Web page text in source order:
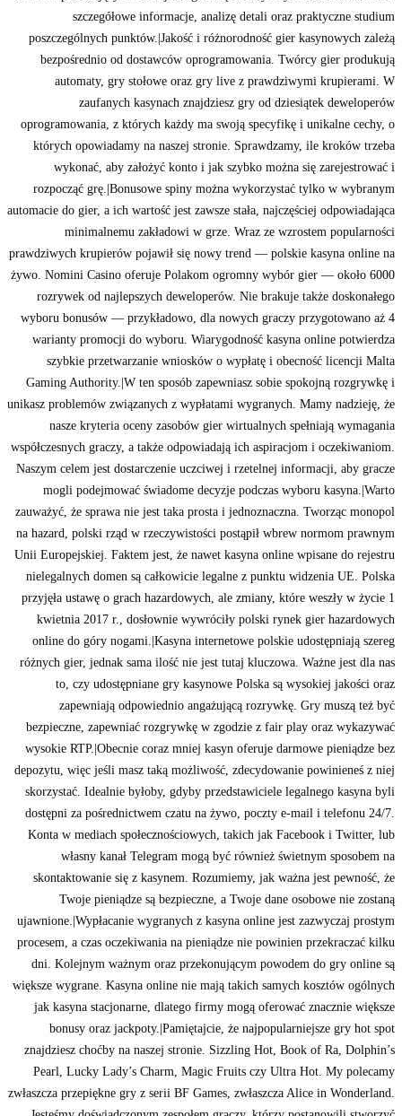
szczegółowe informacje, analizę detali oraz praktyczne studium
poszczególnych punktów.|Jakość i różnorodność gier kasynowych zależą
bezpośrednio od dostawców oprogramowania. Twórcy gier produkują
automaty, gry stołowe oraz gry live z prawdziwymi krupierami. W
zaufanych kasynach znajdziesz gry od dziesiątek deweloperów
oprogramowania, z których każdy ma swoją specyfikę i unikalne cechy, o
których opowiadamy na naszej stronie. Sprawdzamy, ile kroków trzeba
wykonać, aby założyć konto i jak szybko można się zarejestrować i
rozpocząć grę.|Bonusowe spiny można wykorzystać tylko w wybranym
automacie do gier, a ich wartość jest zawsze stała, najczęściej odpowiadająca
minimalnemu zakładowi w grze. Wraz ze wzrostem popularności
prawdziwych krupierów pojawił się nowy trend — polskie kasyna online na
żywo. Nomini Casino oferuje Polakom ogromny wybór gier — około 6000
rozrywek od najlepszych deweloperów. Nie brakuje także doskonałego
wyboru bonusów — przykładowo, dla nowych graczy przygotowano aż 4
warianty promocji do wyboru. Wiarygodność kasyna online potwierdza
szybkie przetwarzanie wniosków o wypłatę i obecność licencji Malta
Gaming Authority.|W ten sposób zapewniasz sobie spokojną rozgrywkę i
unikasz problemów związanych z wypłatami wygranych. Mamy nadzieję, że
nasze kryteria oceny zasobów gier wirtualnych spełniają wymagania
współczesnych graczy, a także odpowiadają ich aspiracjom i oczekiwaniom.
Naszym celem jest dostarczenie uczciwej i rzetelnej informacji, aby gracze
mogli podejmować świadome decyzje podczas wyboru kasyna.|Warto
zauważyć, że sprawa nie jest taka prosta i jednoznaczna. Tworząc monopol
na hazard, polski rząd w rzeczywistości postąpił wbrew normom prawnym
Unii Europejskiej. Faktem jest, że nawet kasyna online wpisane do rejestru
nielegalnych domen są całkowicie legalne z punktu widzenia UE. Polska
przyjęła ustawę o grach hazardowych, ale zmiany, które weszły w życie 1
kwietnia 2017 r., dosłownie wywróciły polski rynek gier hazardowych
online do góry nogami.|Kasyna internetowe polskie udostępniają szereg
różnych gier, jednak sama ilość nie jest tutaj kluczowa. Ważne jest dla nas
to, czy udostępniane gry kasynowe Polska są wysokiej jakości oraz
zapewniają odpowiednio angażującą rozrywkę. Gry muszą też być
bezpieczne, zapewniać rozgrywkę w zgodzie z fair play oraz wykazywać
wysokie RTP.|Obecnie coraz mniej kasyn oferuje darmowe pieniądze bez
depozytu, więc jeśli masz taką możliwość, zdecydowanie powinieneś z niej
skorzystać. Idealnie byłoby, gdyby przedstawiciele legalnego kasyna byli
dostępni za pośrednictwem czatu na żywo, poczty e-mail i telefonu 24/7.
Konta w mediach społecznościowych, takich jak Facebook i Twitter, lub
własny kanał Telegram mogą być również świetnym sposobem na
skontaktowanie się z kasynem. Rozumiemy, jak ważna jest pewność, że
Twoje pieniądze są bezpieczne, a Twoje dane osobowe nie zostaną
ujawnione.|Wypłacanie wygranych z kasyna online jest zazwyczaj prostym
procesem, a czas oczekiwania na pieniądze nie powinien przekraczać kilku
dni. Kolejnym ważnym oraz przekonującym powodem do gry online są
większe wygrane. Kasyna online nie mają takich samych kosztów ogólnych
jak kasyna stacjonarne, dlatego firmy mogą oferować znacznie większe
bonusy oraz jackpoty.|Pamiętajcie, że najpopularniejsze gry hot spot
znajdziesz choćby na naszej stronie. Sizzling Hot, Book of Ra, Dolphin’s
Pearl, Lucky Lady’s Charm, Magic Fruits czy Ultra Hot. My polecamy
zwłaszcza przepiękne gry z serii BF Games, zwłaszcza Alice in Wonderland.